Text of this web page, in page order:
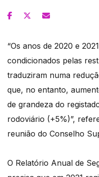
“Os anos de 2020 e
condicionados pelas
traduziram numa
que, no entanto,
de grandeza do
rodoviário (+5%)”,
reunião do Conselho
O Relatório Anual de